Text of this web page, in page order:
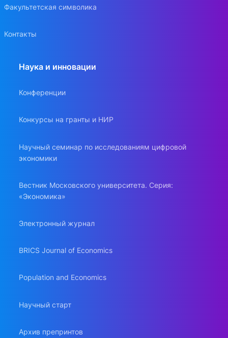
Факультетская символика
Контакты
Наука и инновации
Конференции
Конкурсы на гранты и НИР
Научный семинар по исследованиям цифровой
экономики
Вестник Московского университета. Серия:
«Экономика»
Электронный журнал
BRICS Journal of Economics
Population and Economics
Научный старт
Архив препринтов